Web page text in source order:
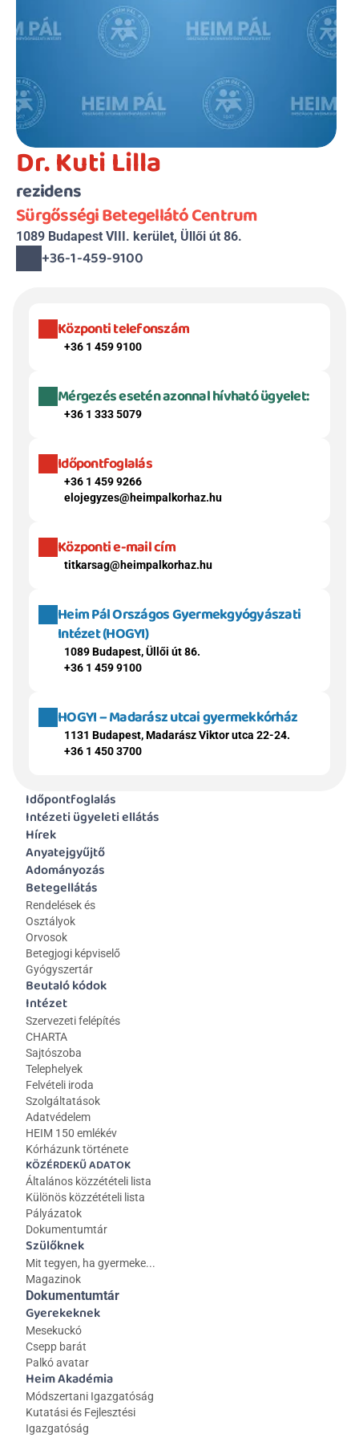
Dr. Kuti Lilla
rezidens
Sürgősségi Betegellátó Centrum
1089 Budapest VIII. kerület, Üllői út 86.
+36-1-459-9100
Központi telefonszám
+36 1 459 9100
Mérgezés esetén azonnal hívható ügyelet:
+36 1 333 5079
Időpontfoglalás
+36 1 459 9266
elojegyzes@heimpalkorhaz.hu
Központi e-mail cím
titkarsag@heimpalkorhaz.hu
Heim Pál Országos Gyermekgyógyászati
Intézet (HOGYI)
1089 Budapest, Üllői út 86.
+36 1 459 9100
HOGYI – Madarász utcai gyermekkórház
1131 Budapest, Madarász Viktor utca 22-24.
+36 1 450 3700
Időpontfoglalás
Intézeti ügyeleti ellátás
Hírek
Anyatejgyűjtő
Adományozás
Betegellátás
Rendelések és
Osztályok
Orvosok
Betegjogi képviselő
Gyógyszertár
Beutaló kódok
Intézet
Szervezeti felépítés
CHARTA
Sajtószoba
Telephelyek
Felvételi iroda
Szolgáltatások
Adatvédelem
HEIM 150 emlékév
Kórházunk története
KÖZÉRDEKŰ ADATOK
Általános közzétételi lista
Különös közzétételi lista
Pályázatok
Dokumentumtár
Szülőknek
Mit tegyen, ha gyermeke...
Magazinok
Gyerekeknek
Mesekuckó
Csepp barát
Palkó avatar
Heim Akadémia
Módszertani Igazgatóság
Kutatási és Fejlesztési
Igazgatóság
Dokumentumtár